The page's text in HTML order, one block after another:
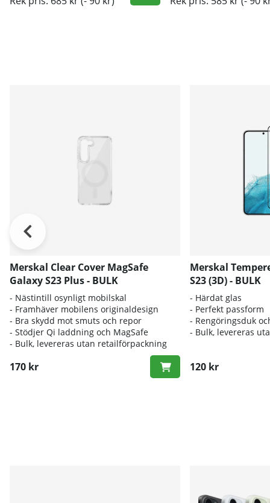
Merskal Clear Cover MagSafe
Galaxy S23 Plus - BULK
- Nästintill osynligt mobilskal
- Framhäver mobilens originaldesign
- Bra skydd mot smuts och repor
- Stödjer Qi laddning och MagSafe
- Bulk, levereras utan retailförpackning
170 kr
Merskal
S23 (3D) - BULK
- Härdat glas
- Perfekt passform
- Rengöringsduk
- Bulk, levereras
120 kr